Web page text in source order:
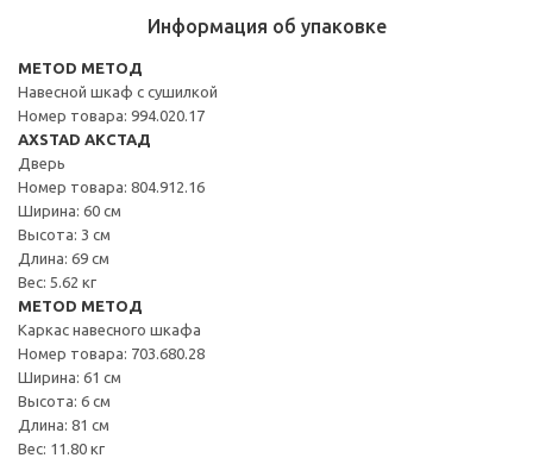
Информация об упаковке
METOD МЕТОД
Навесной шкаф с сушилкой
Номер товара: 994.020.17
AXSTAD АКСТАД
Дверь
Номер товара: 804.912.16
Ширина: 60 см
Высота: 3 см
Длина: 69 см
Вес: 5.62 кг
METOD МЕТОД
Каркас навесного шкафа
Номер товара: 703.680.28
Ширина: 61 см
Высота: 6 см
Длина: 81 см
Вес: 11.80 кг